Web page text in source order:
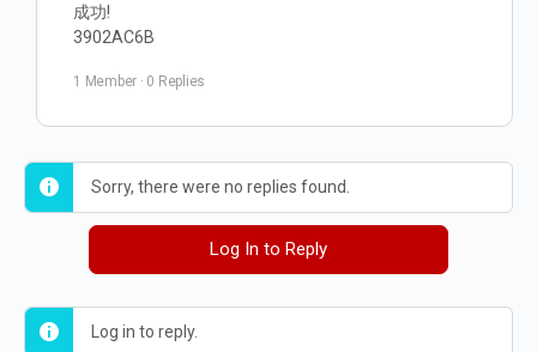
成功!
3902AC6B
1 Member · 0 Replies
Sorry, there were no replies found.
Log In to Reply
Log in to reply.